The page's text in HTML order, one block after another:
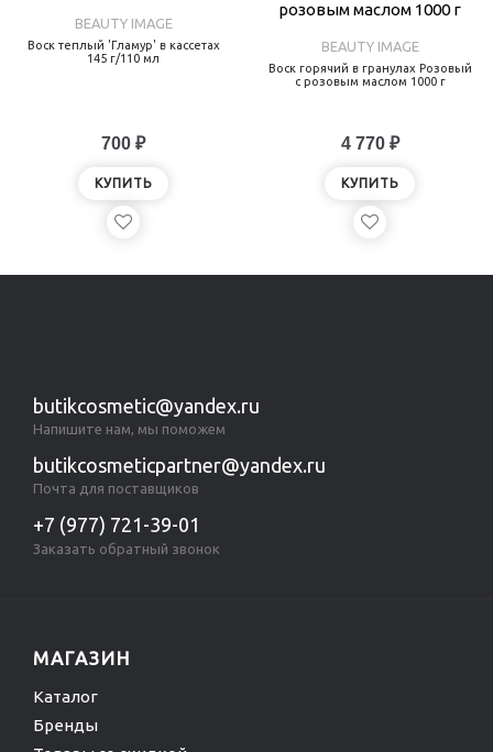
BEAUTY IMAGE
Воск теплый 'Гламур' в кассетах
145 г/110 мл
700 ₽
КУПИТЬ
BEAUTY IMAGE
Воск горячий в гранулах Розовый
с розовым маслом 1000 г
4 770 ₽
КУПИТЬ
butikcosmetic@yandex.ru
Напишите нам, мы поможем
butikcosmeticpartner@yandex.ru
Почта для поставщиков
+7 (977) 721-39-01
Заказать обратный звонок
МАГАЗИН
Каталог
Бренды